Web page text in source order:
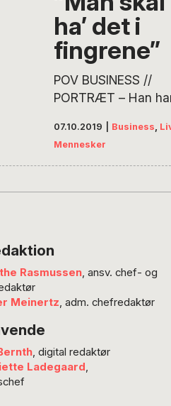
ha’ det i
fingrene”
POV BUSINESS //
PORTRÆT – Han
sine vine. I 2011 blev
af dem kåret til
”Danmarks bedste
danske vinbønder.
ligesom inden for alle
afhængige af det
uforudsigelige
07.10.2019 Business
Mennesker
Rasmussen, ansv. chef- og
Meinertz, adm. chefredaktør
, digital redaktør
Ladegaard,